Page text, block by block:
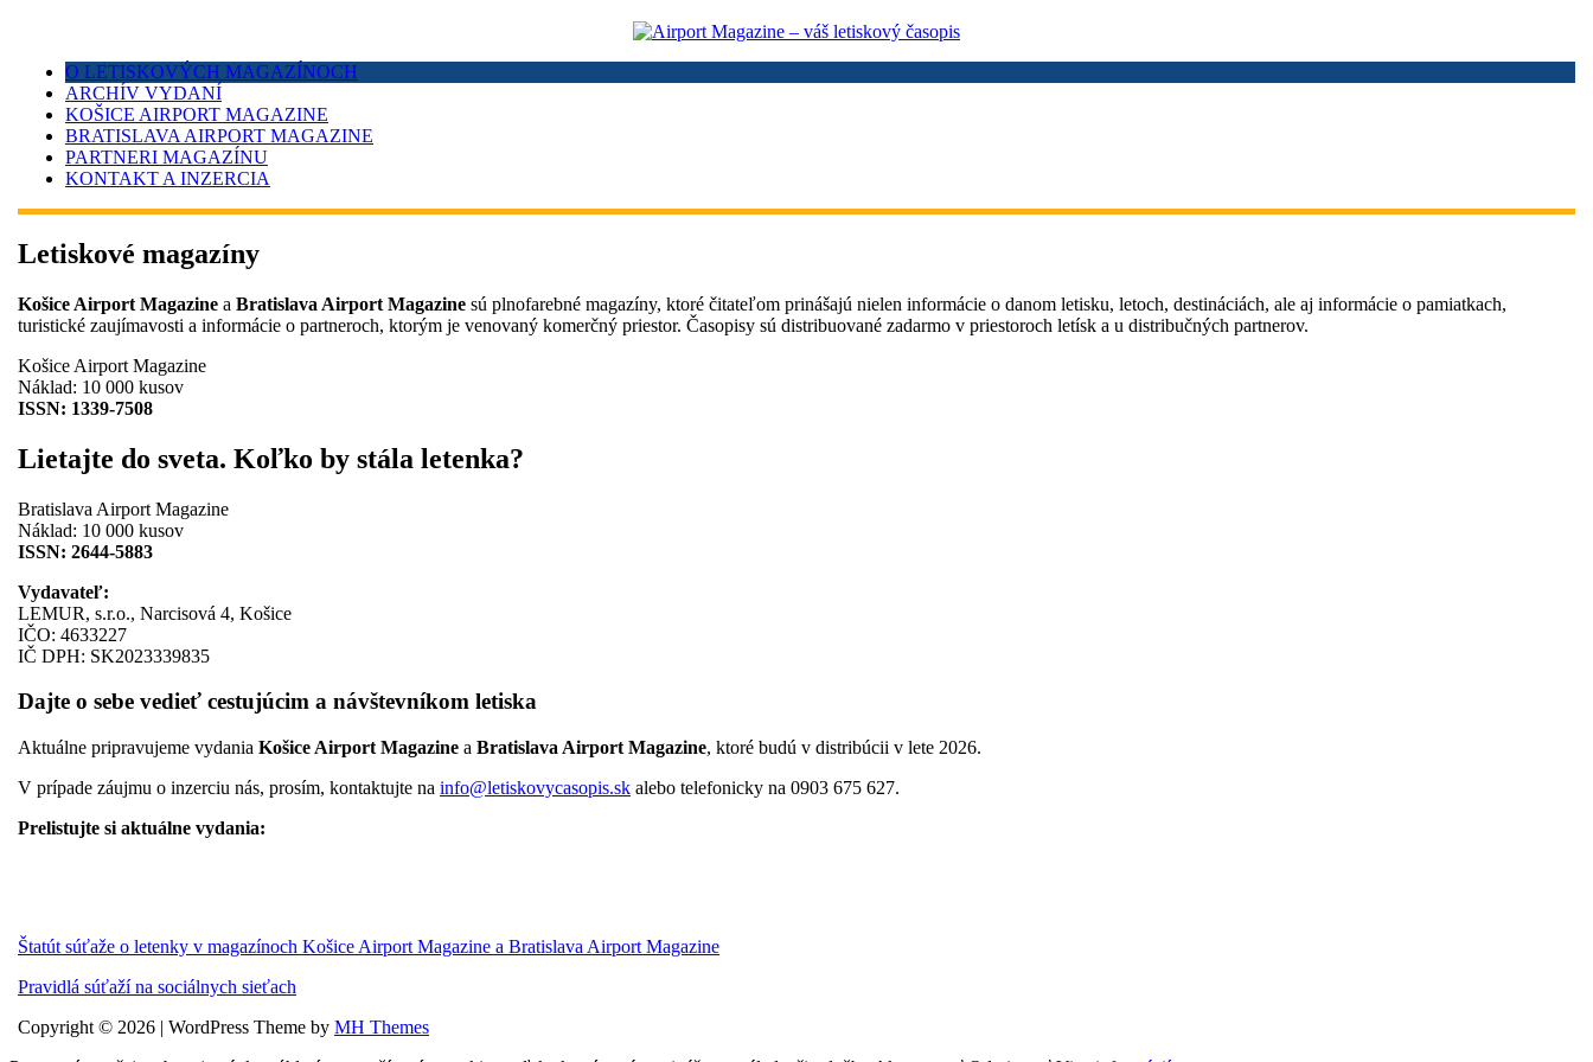
O LETISKOVÝCH MAGAZÍNOCH
ARCHÍV VYDANÍ
KOŠICE AIRPORT MAGAZINE
BRATISLAVA AIRPORT MAGAZINE
PARTNERI MAGAZÍNU
KONTAKT A INZERCIA
Letiskové magazíny
Košice Airport Magazine a Bratislava Airport Magazine sú plnofarebné magazíny, ktoré čitateľom prinášajú nielen informácie o danom letisku, letoch, destináciách, ale aj informácie o pamiatkach,
turistické zaujímavosti a informácie o partneroch, ktorým je venovaný komerčný priestor. Časopisy sú distribuované zadarmo v priestoroch letísk a u distribučných partnerov.
Košice Airport Magazine
Náklad: 10 000 kusov
ISSN: 1339-7508
Lietajte do sveta. Koľko by stála letenka?
Bratislava Airport Magazine
Náklad: 10 000 kusov
ISSN: 2644-5883
Vydavateľ:
LEMUR, s.r.o., Narcisová 4, Košice
IČO: 4633227
IČ DPH: SK2023339835
Dajte o sebe vedieť cestujúcim a návštevníkom letiska
Aktuálne pripravujeme vydania Košice Airport Magazine a Bratislava Airport Magazine, ktoré budú v distribúcii v lete 2026.
V prípade záujmu o inzerciu nás, prosím, kontaktujte na info@letiskovycasopis.sk alebo telefonicky na 0903 675 627.
Prelistujte si aktuálne vydania:
Štatút súťaže o letenky v magazínoch Košice Airport Magazine a Bratislava Airport Magazine
Pravidlá súťaží na sociálnych sieťach
Copyright © 2026 | WordPress Theme by MH Themes